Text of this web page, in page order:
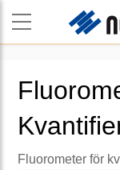
Fluorometer för